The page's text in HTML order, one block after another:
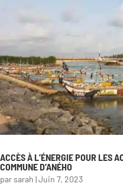
ACCÈS À L’ÉNERGIE POUR LES
COMMUNE D’ANÉHO
par sarah |Juin 7, 2023